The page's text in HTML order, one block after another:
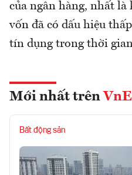
của ngân hàng, nhất
vốn đã có dấu hiệu
tín dụng trong thời gian
Mới nhất trên
Bất động sản